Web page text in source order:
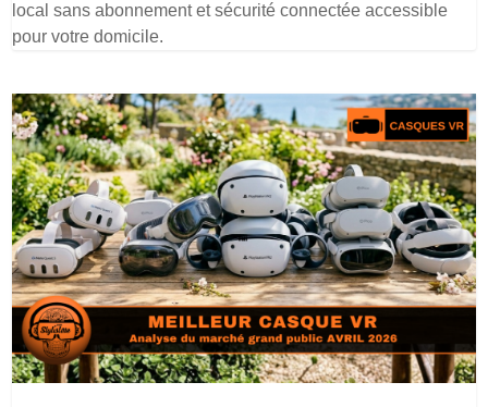
local sans abonnement et sécurité connectée accessible
pour votre domicile.